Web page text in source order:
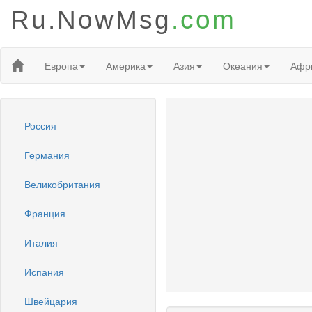
Ru.NowMsg.com
Европа Америка Азия Океания
Россия
Германия
Великобритания
Франция
Италия
Испания
Швейцария